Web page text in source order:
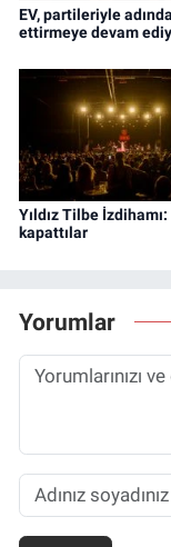
EV, partileriyle
ettirmeye devam
Yıldız Tilbe İzdihamı:
kapattılar
Yorumlar